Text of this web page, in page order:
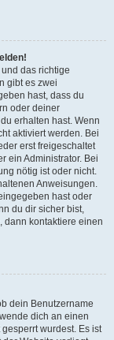
das richtige
gibt es zwei
hast, dass du
oder deiner
erhalten hast. Wenn
aktiviert werden. Bei
erst freigeschaltet
ein Administrator. Bei
nötig ist oder nicht.
Anweisungen.
hast oder
du dir sicher bist,
dann kontaktiere einen
dein Benutzername
dich an einen
wurdest. Es ist